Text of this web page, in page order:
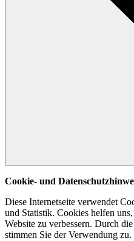
Cookie- und
Diese Internetseite verwendet
und Statistik. Cookies helfen
Website zu verbessern. Durch
stimmen Sie der Verwendung zu.